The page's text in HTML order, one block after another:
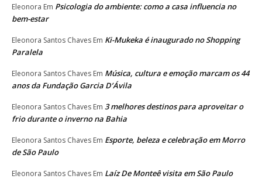
Eleonora Em Psicologia do ambiente: como a casa influencia no
bem-estar
Eleonora Santos Chaves Em Ki-Mukeka é inaugurado no Shopping
Paralela
Eleonora Santos Chaves Em Música, cultura e emoção marcam os 44
anos da Fundação Garcia D’Ávila
Eleonora Santos Chaves Em 3 melhores destinos para aproveitar o
frio durante o inverno na Bahia
Eleonora Santos Chaves Em Esporte, beleza e celebração em Morro
de São Paulo
Eleonora Santos Chaves Em Laíz De Monteê visita em São Paulo